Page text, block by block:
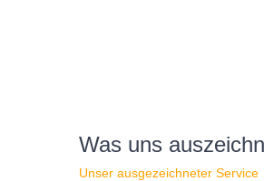
Was uns
Unser ausgezeichneter Service